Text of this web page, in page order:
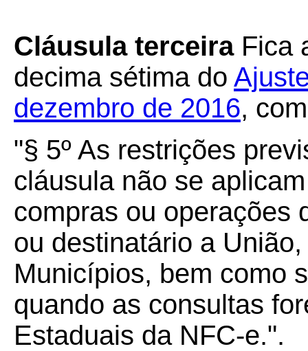
Cláusula terceiraFica
decima sétima do
dezembro de 2016,
"§ 5º As restrições
cláusula não se
compras ou operações
ou destinatário a
Municípios, bem como
quando as consultas
Estaduais da NFC-e.".